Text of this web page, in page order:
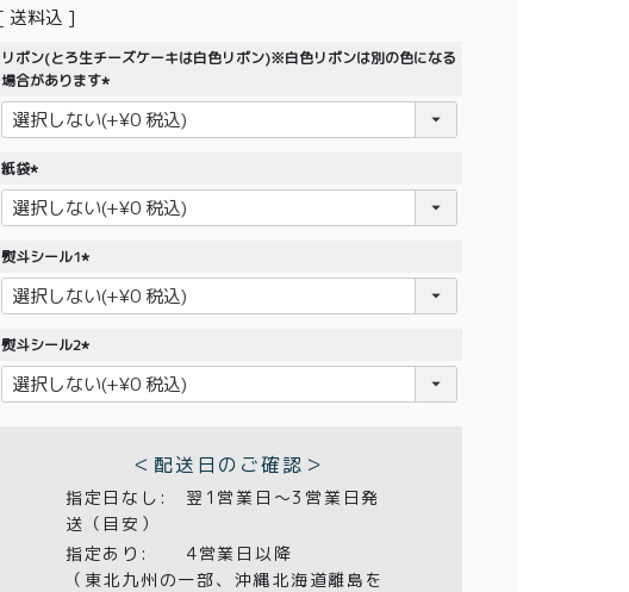
送料込
リボン(とろ生チーズケーキは白色リボン)※白色リボンは別の色になる
場合があります
(
必
紙袋
(
必
)
熨斗シール1
(
必
)
熨斗シール2
(
必
＜配送日のご確認＞
指定日なし:
翌1営業日〜3営業日発
送（目安）
指定あり:
4営業日以降
（東北九州の一部、沖縄北海道離島を